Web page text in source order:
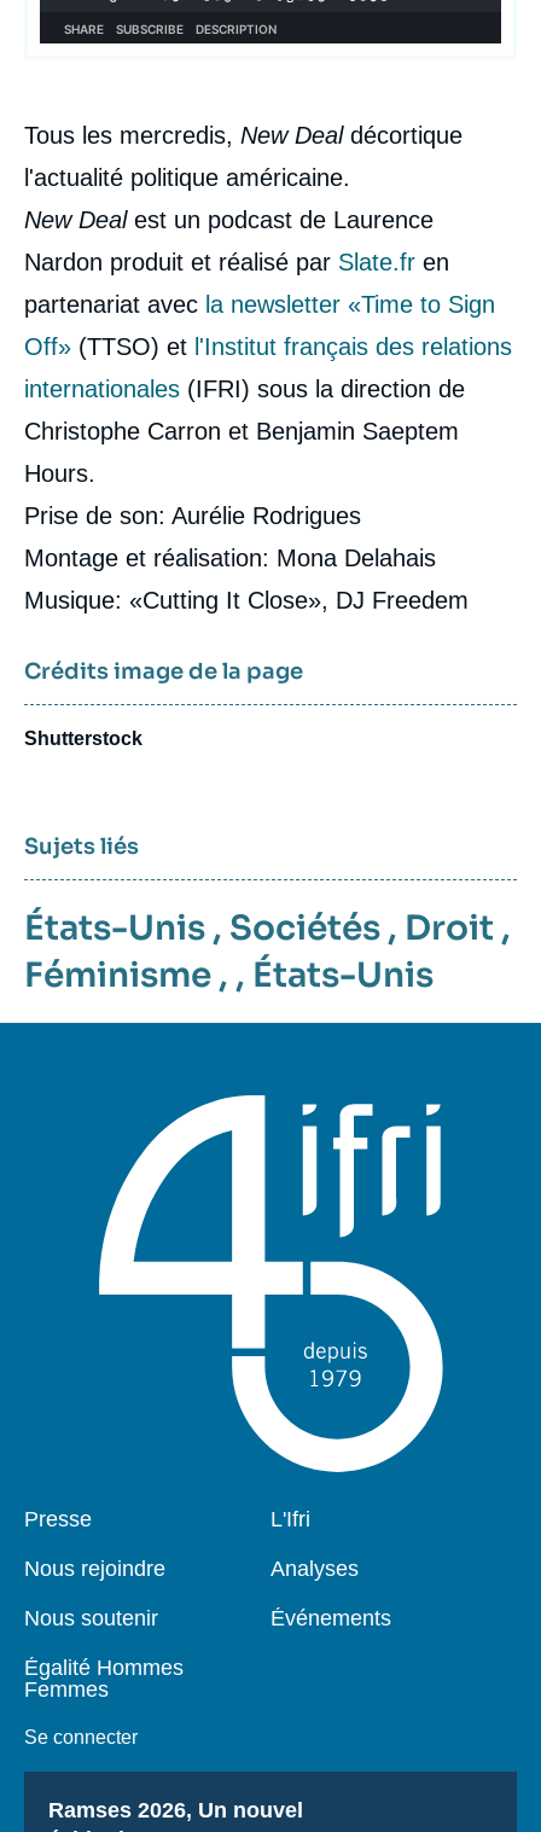
Tous les mercredis, New Deal décortique
l'actualité politique américaine.
New Dealest un podcast de Laurence
Nardon produit et réalisé par Slate.fr en
partenariat avec la newsletter «Time to Sign
Off» (TTSO) et l'Institut français des relations
internationales (IFRI) sous la direction de
Christophe Carron et Benjamin Saeptem
Hours.
Prise de son: Aurélie Rodrigues
Montage et réalisation: Mona Delahais
Musique: «Cutting It Close», DJ Freedem
Crédits image de la page
Shutterstock
Sujets liés
États-Unis , Sociétés , Droit ,
Féminisme , , États-Unis
Pied
page
Presse
Nous rejoindre
Nous soutenir
Égalité Hommes
Femmes
Se connecter
Navigation
L'Ifri
Analyses
Événements
Titre
Ramses 2026, Un nouvel